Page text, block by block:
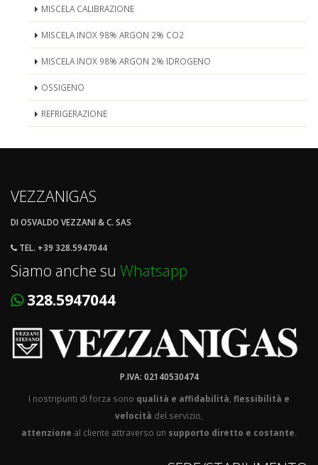
MISCELA CALIBRAZIONE
MISCELA INOX 98% ARGON 2% CO2
MISCELA INOX 98% ARGON 2% IDROGENO
OSSIGENO
REFRIGERAZIONE
VEZZANIGAS
DI OSVALDO VEZZANI & C. SAS
TEL. +39 328.5947044
Siamo anche su Whatsapp
328.5947044
P.IVA: 02140530474
I nostripunti di forza sono qualità e affidabilità flessibilità e
velocità del servizio,
attenzione al cliente attraverso un supporto diretto e costante.